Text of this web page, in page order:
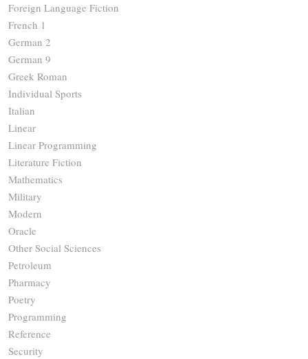
Foreign Language Fiction
French 1
German 2
German 9
Greek Roman
Individual Sports
Italian
Linear
Linear Programming
Literature Fiction
Mathematics
Military
Modern
Oracle
Other Social Sciences
Petroleum
Pharmacy
Poetry
Programming
Reference
Security